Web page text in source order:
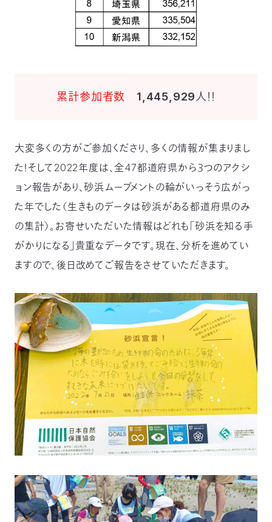
累計参加者数 1,445,929人！！
大変多くの方がご参加くださり、多くの情報が集まりまし
た！そして2022年度は、全47都道府県から３つのアクシ
ョン報告があり、砂浜ムーブメントの輪がいっそう広がっ
た年でした（生きものデータは砂浜がある都道府県のみ
の集計）。お寄せいただいた情報はどれも「砂浜を知る手
がかりになる」貴重なデータです。現在、分析を進めてい
ますので、後日改めてご報告をさせていただきます。